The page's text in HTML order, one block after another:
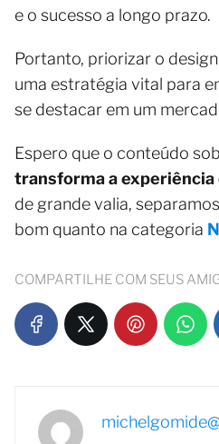
e o sucesso a longo prazo.
Portanto, priorizar o
uma estratégia vital para
se destacar em um
Espero que o conteúdo
transforma a experiência
de grande valia,
bom quanto na categoria
COMPARTILHE COM SEUS